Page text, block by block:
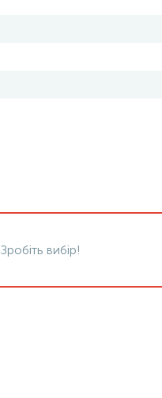
Зробіть вибір!